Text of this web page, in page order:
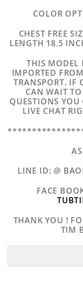
COLOR
CHEST FREE
LENGTH 18.5
THIS MODEL
IMPORTED
TRANSPORT. IF
CAN WAIT
QUESTIONS YOU
LIVE CHAT
LINE ID: @
FACE
THANK YOU !
TIM